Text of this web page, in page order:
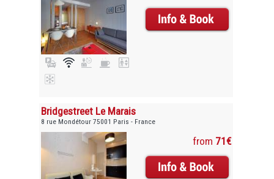
Bridgestreet Le Marais
8 rue Mondétour 75001 Paris - France
from 71€